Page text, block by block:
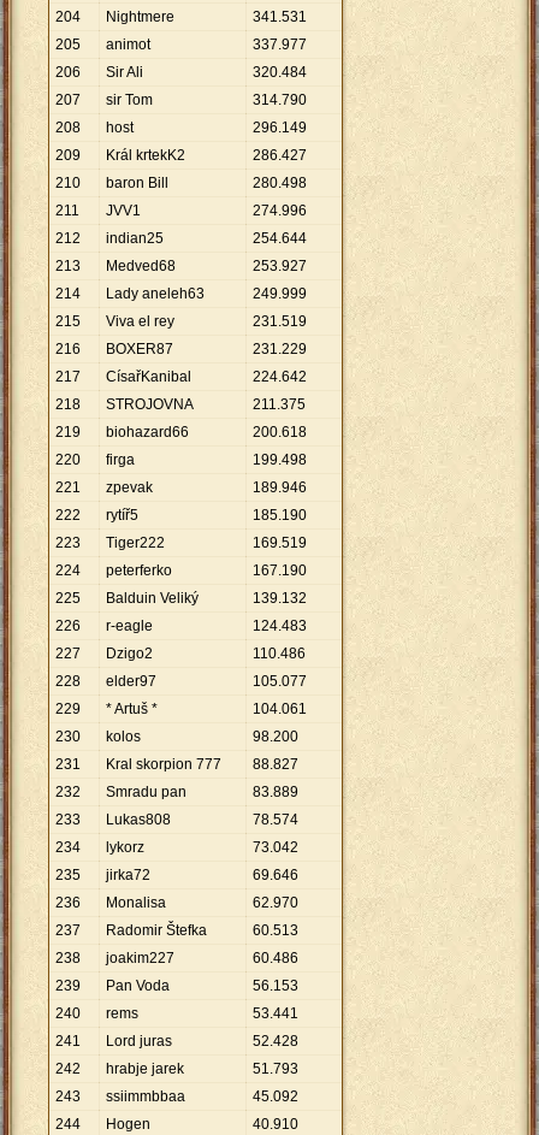
204
Nightmere 341.531
205
animot 337.977
206
Sir Ali 320.484
207
sir Tom 314.790
208
host 296.149
209
Král krtekK2 286.427
210
baron Bill 280.498
211
JVV1 274.996
212
indian25 254.644
213
Medved68 253.927
214
Lady aneleh63 249.999
215
Viva el rey 231.519
216
BOXER87 231.229
217
CísařKanibal 224.642
218
STROJOVNA 211.375
219
biohazard66 200.618
220
firga 199.498
221
zpevak 189.946
222
rytíř5 185.190
223
Tiger222 169.519
224
peterferko 167.190
225
Balduin Veliký 139.132
226
r-eagle 124.483
227
Dzigo2 110.486
228
elder97 105.077
229
* Artuš * 104.061
230
kolos 98.200
231
Kral skorpion 777 88.827
232
Smradu pan 83.889
233
Lukas808 78.574
234
lykorz 73.042
235
jirka72 69.646
236
Monalisa 62.970
237
Radomir Štefka 60.513
238
joakim227 60.486
239
Pan Voda 56.153
240
rems 53.441
241
Lord juras 52.428
242
hrabje jarek 51.793
243
ssiimmbbaa 45.092
244
Hogen 40.910